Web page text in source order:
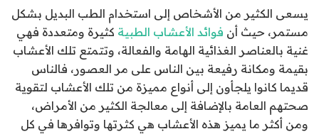
يسعى الكثير من الأشخاص إلى استخدام الطب البديل بشكل
مستمر، حيث أن فوائد الأعشاب الطبية كثيرة ومتعددة فهي
غنية بالعناصر الغذائية الهامة والفعالة، وتتمتع تلك الأعشاب
بقيمة ومكانة رفيعة بين الناس على مر العصور، فالناس
قديما كانوا يلجأون إلى أنواع مميزة من تلك الأعشاب لتقوية
صحتهم العامة بالإضافة إلى معالجة الكثير من الأمراض،
ومن أكثر ما يميز هذه الأعشاب هي كثرتها وتوافرها في كل